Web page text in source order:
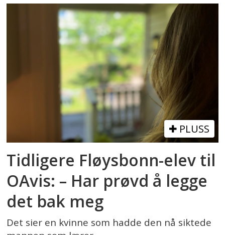
PLUSS
Tidligere Fløysbonn-elev til
OAvis: – Har prøvd å legge
det bak meg
Det sier en kvinne som hadde den nå siktede